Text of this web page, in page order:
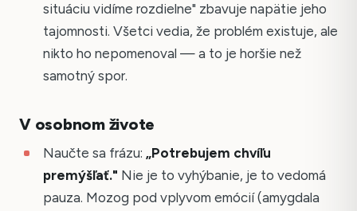
situáciu vidíme rozdielne" zbavuje napätie jeho
tajomnosti. Všetci vedia, že problém existuje, ale
nikto ho nepomenoval — a to je horšie než
samotný spor.
V osobnom živote
Naučte sa frázu: „Potrebujem chvíľu
premýšľať." Nie je to vyhýbanie, je to vedomá
pauza. Mozog pod vplyvom emócií (amygdala